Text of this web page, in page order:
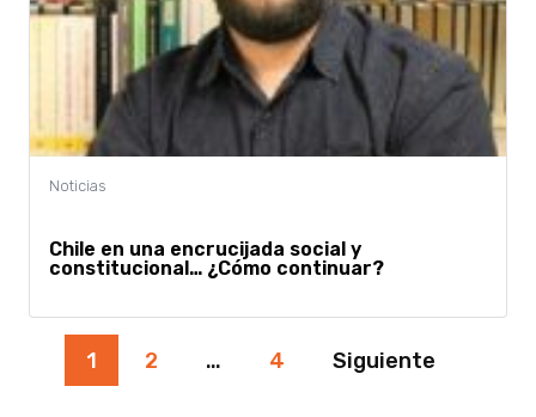
Chile en una encrucijada social y
constitucional… ¿Cómo continuar?
Paginación
1 2 … 4 Siguiente